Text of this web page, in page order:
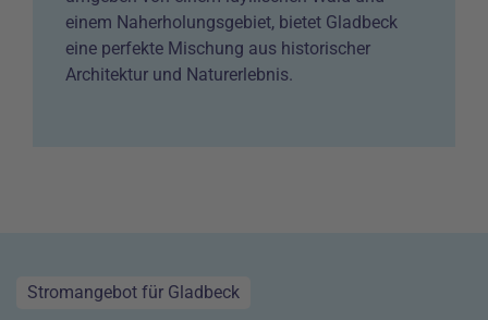
einem Naherholungsgebiet, bietet Gladbeck
eine perfekte Mischung aus historischer
Architektur und Naturerlebnis.
Stromangebot für Gladbeck